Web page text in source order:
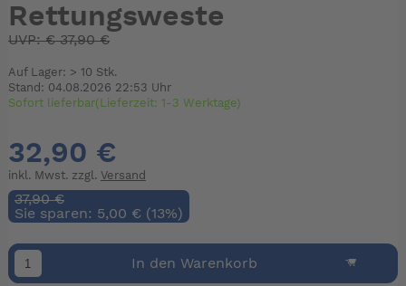
Rettungsweste
UVP:€37,90 €
Auf Lager: > 10 Stk.
Stand: 04.08.2026 22:53 Uhr
Sofort lieferbar(Lieferzeit: 1-3 Werktage)
32,90 €
inkl. Mwst. zzgl. Versand
37,90 €
Sie sparen: 5,00 € (13%)
In den Warenkorb